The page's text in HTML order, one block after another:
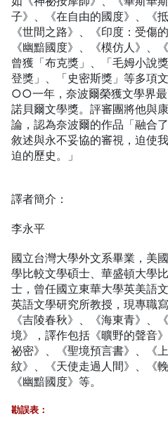
子》、《在自由的國度》、《抵
《世間之路》、《印度：受傷
《幽黯國度》、《模仿人》、
曾獲「布克獎」、「毛姆小說
登獎」、「史密斯獎」等多項
○○一年，奈波爾榮獲文學界
諾貝爾文學獎。評審團將他與
論，認為奈波爾的作品「融合
敘述與永不妥協的審視，迫使
迫的歷史。」
譯者簡介：
李永平
國立台灣大學外文系畢業，美
學比較文學碩士、華盛頓大學
士，曾任國立東華大學英美語
英語文學研究所教授，現專職
《吉陵春秋》、《海東青》、
境》，譯作包括《曠野的聲音
祕密》、《聖境預言書》、《
紋》、《天使走過人間》、《
《幽黯國度》等。
勘誤表：